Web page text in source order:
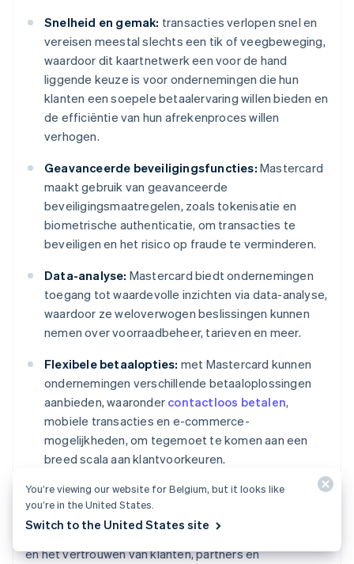
Snelheid en gemak: transacties verlopen snel en
vereisen meestal slechts een tik of veegbeweging,
waardoor dit kaartnetwerk een voor de hand
liggende keuze is voor ondernemingen die hun
klanten een soepele betaalervaring willen bieden en
de efficiëntie van hun afrekenproces willen
verhogen.
Geavanceerde beveiligingsfuncties: Mastercard
maakt gebruik van geavanceerde
beveiligingsmaatregelen, zoals tokenisatie en
biometrische authenticatie, om transacties te
beveiligen en het risico op fraude te verminderen.
Data-analyse: Mastercard biedt ondernemingen
toegang tot waardevolle inzichten via data-analyse,
waardoor ze weloverwogen beslissingen kunnen
nemen over voorraadbeheer, tarieven en meer.
Flexibele betaalopties: met Mastercard kunnen
ondernemingen verschillende betaaloplossingen
aanbieden, waaronder contactloos betalen,
mobiele transacties en e-commerce-
mogelijkheden, om tegemoet te komen aan een
breed scala aan klantvoorkeuren.
Deze voordelen maken het voor ondernemingen
de markt, aan de verwachtingen van klanten te voldoen
en het vertrouwen van klanten, partners en
You’re viewing our website for Belgium, but it looks like
you’re in the United States.
Switch to the United States site